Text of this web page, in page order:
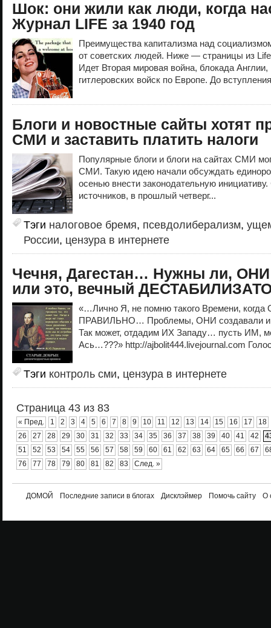
Шок: они жили как люди, когда
Журнал LIFE за 1940 год
Преимущества капитализма над
от советских людей. Ниже — страницы из
Идет Вторая мировая война, блокада
гитлеровских войск по Европе. До
Блоги и новостные сайты хотят
СМИ и заставить платить налоги
Популярные блоги и блоги на сайтах СМИ
СМИ. Такую идею начали обсуждать
осенью внести законодательную
источников, в прошлый четверг...
Тэги налоговое бремя, псевдолиберализм,
России, цензура в интернете
Чечня, Дагестан… Нужны ли,
или это, вечный
«…Лично Я, не помню такого Времени,
ПРАВИЛЬНО… Проблемы, ОНИ создавали
Так может, отдадим ИХ Западу… пусть ИМ,
Ась…???» http://ajbolit444.livejournal.com
Тэги контроль сми, цензура в интернете
Страница 43 из 83
« Пред. 1 2 3 4 5 6 7 8 9 10 11 12 13 14 15 16 17
18
26
27 28 29 30 31 32 33 34 35 36 37 38 39 40 41 42
51
52 53 54 55 56 57 58 59 60 61 62 63 64 65 66 67
76
77 78 79 80 81 82 83 След. »
ДОМОЙ Последние записи в блогах Дисклэймер Помочь сайту О